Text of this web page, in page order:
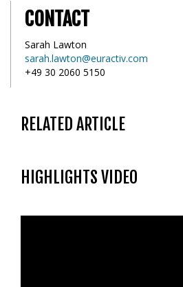
CONTACT
Sarah Lawton
sarah.lawton@euractiv.com
+49 30 2060 5150
RELATED ARTICLE
HIGHLIGHTS VIDEO